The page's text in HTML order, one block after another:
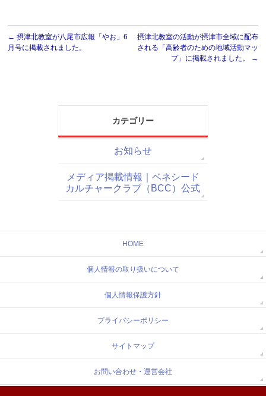
← 摂津北教室が八尾市広報「やお」6
月号に掲載されました。
摂津北教室の活動が摂津市全域に配布
される「高齢者のための地域活動マッ
プ」に掲載されました。
→
カテゴリー
お知らせ
メディア掲載情報｜ベネシード
カルチャークラブ（BCC）公式
HOME
個人情報の取り扱いについて
個人情報保護方針
プライバシーポリシー
サイトマップ
お問い合わせ・運営会社